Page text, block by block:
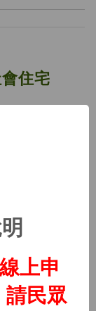
住宅
住宅
會住宅
上申
請民眾